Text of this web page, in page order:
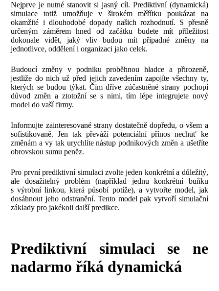
Nejprve je nutné stanovit si jasný cíl. Prediktivní (dynamická)
simulace totiž umožňuje v širokém měřítku poukázat na
okamžité i dlouhodobé dopady našich rozhodnutí. S přesně
určeným záměrem hned od začátku budete mít příležitost
dokonale vidět, jaký vliv budou mít případné změny na
jednotlivce, oddělení i organizaci jako celek.
Budoucí změny v podniku proběhnou hladce a přirozeně,
jestliže do nich už před jejich zavedením zapojíte všechny ty,
kterých se budou týkat. Čím dříve zúčastněné strany pochopí
důvod změn a ztotožní se s nimi, tím lépe integrujete nový
model do vaší firmy.
Informujte zainteresované strany dostatečně dopředu, o všem a
sofistikovaně. Jen tak převáží potenciální přínos nechuť ke
změnám a vy tak urychlíte nástup podnikových změn a ušetříte
obrovskou sumu peněz.
Pro první prediktivní simulaci zvolte jeden konkrétní a důležitý,
ale dosažitelný problém (například jednu konkrétní buňku
s výrobní linkou, která působí potíže), a vytvořte model, jak
dosáhnout jeho odstranění. Tento model pak vytvoří simulační
základy pro jakékoli další predikce.
Prediktivní simulaci se ne
nadarmo říká dynamická